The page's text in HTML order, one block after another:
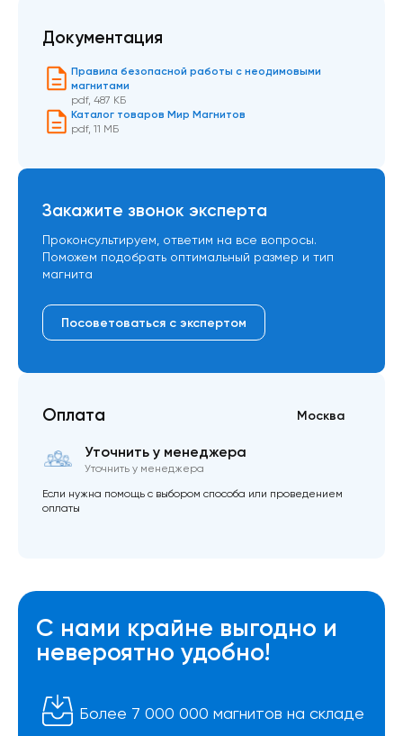
Документация
Правила безопасной работы с неодимовыми
магнитами
pdf, 487 КБ
Каталог товаров Мир Магнитов
pdf, 11 МБ
Закажите звонок эксперта
Проконсультируем, ответим на все вопросы.
Поможем подобрать оптимальный размер и тип
магнита
Посоветоваться с экспертом
Оплата Москва
Уточнить у менеджера
Уточнить у менеджера
Если нужна помощь с выбором способа или проведением
оплаты
С нами крайне выгодно и
невероятно удобно!
Более 7 000 000 магнитов на складе